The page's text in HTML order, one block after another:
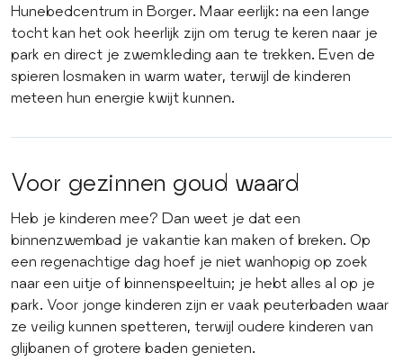
Hunebedcentrum in Borger. Maar eerlijk: na een lange
tocht kan het ook heerlijk zijn om terug te keren naar je
park en direct je zwemkleding aan te trekken. Even de
spieren losmaken in warm water, terwijl de kinderen
meteen hun energie kwijt kunnen.
Voor gezinnen goud waard
Heb je kinderen mee? Dan weet je dat een
binnenzwembad je vakantie kan maken of breken. Op
een regenachtige dag hoef je niet wanhopig op zoek
naar een uitje of binnenspeeltuin; je hebt alles al op je
park. Voor jonge kinderen zijn er vaak peuterbaden waar
ze veilig kunnen spetteren, terwijl oudere kinderen van
glijbanen of grotere baden genieten.